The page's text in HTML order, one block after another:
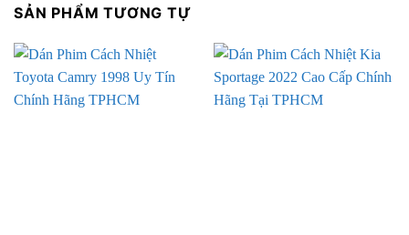
SẢN PHẨM TƯƠNG TỰ